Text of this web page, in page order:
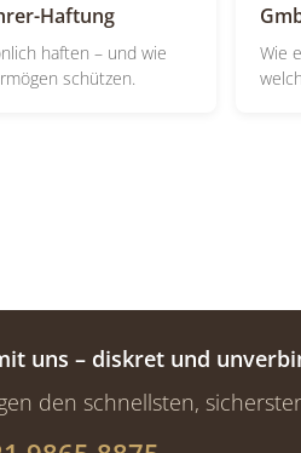
Haftung
haften – und wie
schützen.
Wie
uns – diskret und
den schnellsten,